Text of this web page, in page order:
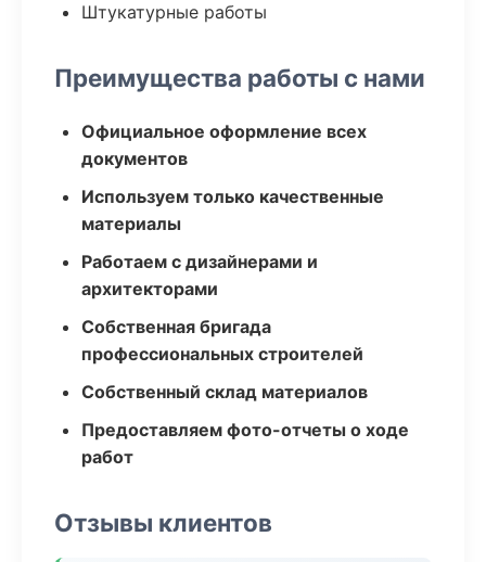
Штукатурные работы
Преимущества работы с нами
Официальное оформление всех
документов
Используем только качественные
материалы
Работаем с дизайнерами и
архитекторами
Собственная бригада
профессиональных строителей
Собственный склад материалов
Предоставляем фото-отчеты о ходе
работ
Отзывы клиентов